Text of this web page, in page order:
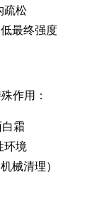
疏松
最终强度
作用：
白霜
环境
械清理）